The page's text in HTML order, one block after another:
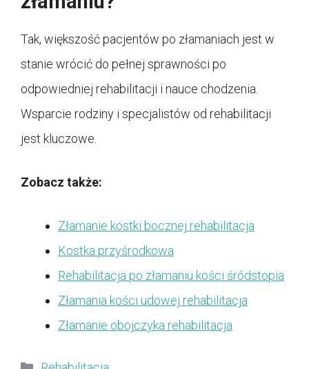
Tak, większość pacjentów po złamaniach jest w
stanie wrócić do pełnej sprawności po
odpowiedniej rehabilitacji i nauce chodzenia.
Wsparcie rodziny i specjalistów od rehabilitacji
jest kluczowe.
Zobacz także:
Złamanie kostki bocznej rehabilitacja
Kostka przyśrodkowa
Rehabilitacja po złamaniu kości śródstopia
Złamania kości udowej rehabilitacja
Złamanie obojczyka rehabilitacja
Kategorie